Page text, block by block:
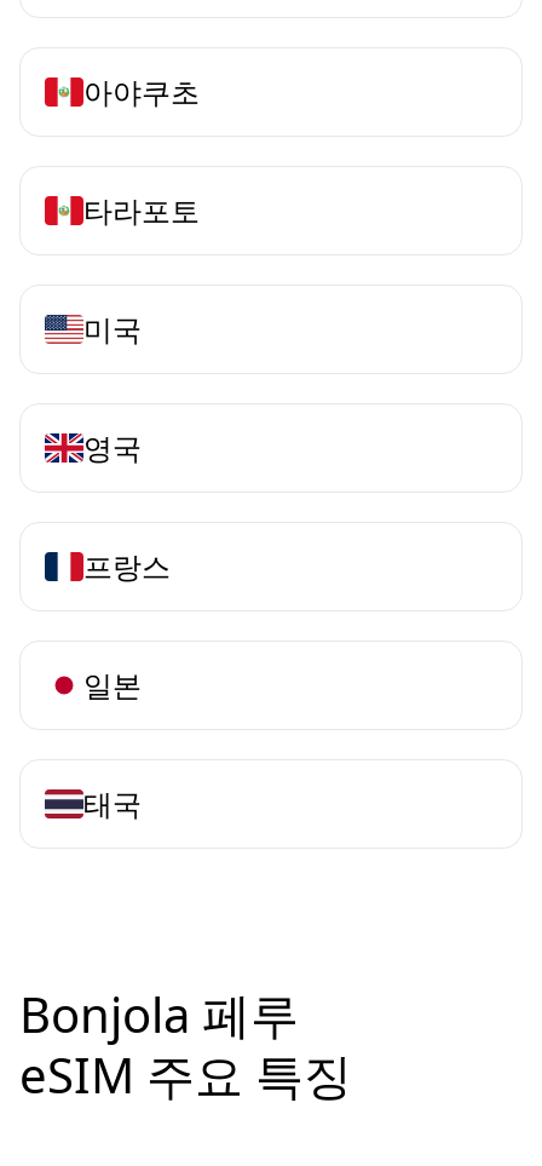
아야쿠초
타라포토
미국
영국
프랑스
일본
태국
Bonjola 페루
eSIM 주요 특징